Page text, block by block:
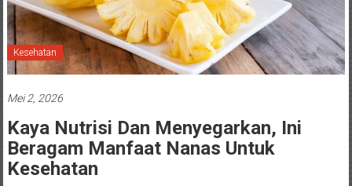
Kesehatan
Mei 2, 2026
Kaya Nutrisi Dan Menyegarkan, Ini
Beragam Manfaat Nanas Untuk
Kesehatan